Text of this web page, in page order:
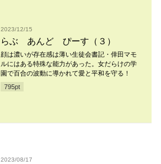
2023/12/15
らぶ あんど ぴーす（３）
顔は濃いが存在感は薄い生徒会書記・倖田マモ
ルにはある特殊な能力があった。女だらけの学
園で百合の波動に導かれて愛と平和を守る！
795pt
2023/08/17